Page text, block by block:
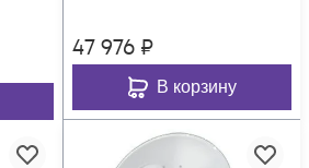
47 976 ₽
В корзину